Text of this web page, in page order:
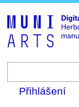
Přihlášení